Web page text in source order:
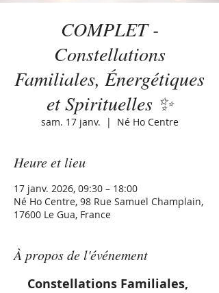
COMPLET -
Constellations
Familiales, Énergétiques
et Spirituelles ✨
sam. 17 janv.
  |
Né Ho Centre
Heure et lieu
17 janv. 2026, 09:30 – 18:00
Né Ho Centre, 98 Rue Samuel Champlain,
17600 Le Gua, France
À propos de l'événement
Constellations Familiales,